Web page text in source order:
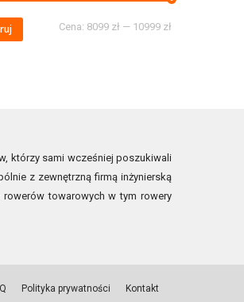
Cena: 8099 zł — 10999 zł
którzy sami wcześniej poszukiwali
z zewnętrzną firmą inżynierską
towarowych w tym rowery
Polityka prywatności Kontakt